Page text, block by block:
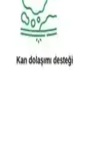
Organik ve doğal
çatlak ve batık gibi
sağlıklı görünüm
Delux Hair
Bakımında
Delux Hair Derma
ederek saç ve cilt
CE ve RoHS
Life Butter